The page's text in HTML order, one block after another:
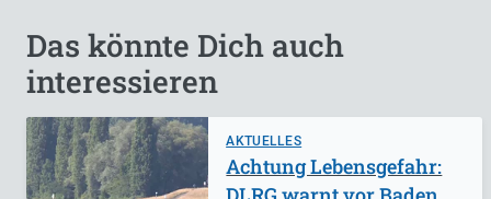
Das könnte Dich auch
interessieren
AKTUELLES
Achtung Lebensgefahr: